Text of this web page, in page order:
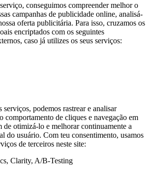
conseguimos compreender melhor o
campanhas de publicidade online, analisá-
oferta publicitária. Para isso, cruzamos os
encriptados com os seguintes
caso já utilizes os seus serviços:
serviços, podemos rastrear e analisar
comportamento de cliques e navegação em
de otimizá-lo e melhorar continuamente a
do usuário. Com teu consentimento, usamos
de terceiros neste site:
Clarity, A/B-Testing